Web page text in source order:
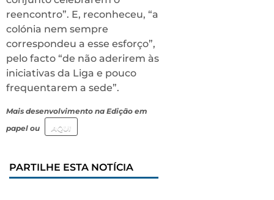
reencontro”. E, reconheceu, “a
colónia nem sempre
correspondeu a esse esforço”,
pelo facto “de não aderirem às
iniciativas da Liga e pouco
frequentarem a sede”.
Mais desenvolvimento na Edição em
papel ou
AQUI
PARTILHE ESTA NOTÍCIA